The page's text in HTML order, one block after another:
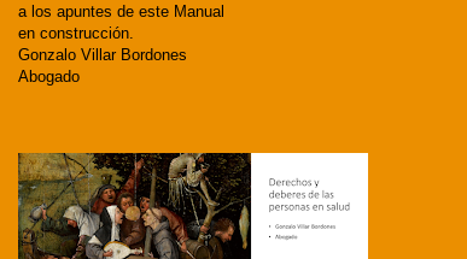
a los apuntes de este Manual
en construcción.
Gonzalo Villar Bordones
Abogado